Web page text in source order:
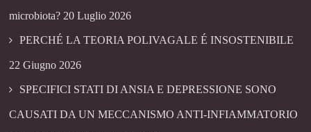
microbiota? 20 Luglio 2026
PERCHÉ LA TEORIA POLIVAGALE É INSOSTENIBILE
22 Giugno 2026
SPECIFICI STATI DI ANSIA E DEPRESSIONE SONO
CAUSATI DA UN MECCANISMO ANTI-INFIAMMATORIO